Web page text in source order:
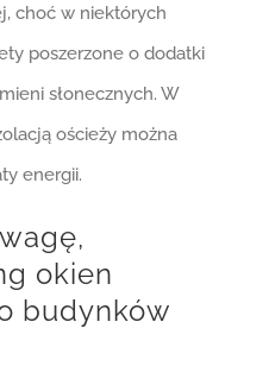
choć w niektórych
poszerzone o dodatki
słonecznych. W
ościeży można
energii.
okien
budynków